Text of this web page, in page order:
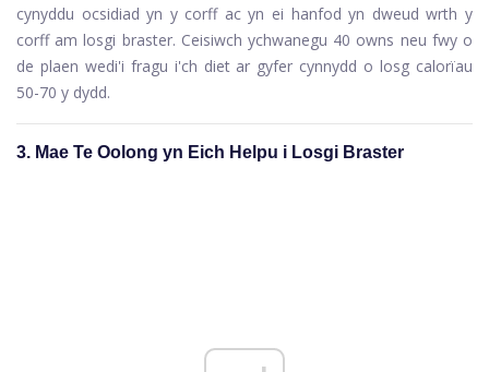
cynyddu ocsidiad yn y corff ac yn ei hanfod yn dweud wrth y
corff am losgi braster. Ceisiwch ychwanegu 40 owns neu fwy o
de plaen wedi'i fragu i'ch diet ar gyfer cynnydd o losg calorïau
50-70 y dydd.
3. Mae Te Oolong yn Eich Helpu i Losgi Braster